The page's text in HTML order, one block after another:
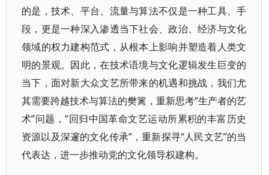
的是，技术、平台、流量与算法不仅是一种工具、手
段，更是一种深入渗透当下社会、政治、经济与文化
领域的权力建构范式，从根本上影响并塑造着人类文
明的景观。因此，在技术语境与文化逻辑发生巨变的
当下，面对新大众文艺所带来的机遇和挑战，我们尤
其需要跨越技术与算法的樊篱，重新思考“生产者的艺
术”问题，“回归中国革命文艺运动所累积的丰富历史
资源以及深邃的文化传承”，重新探寻“人民文艺”的当
代表达，进一步推动党的文化领导权建构。